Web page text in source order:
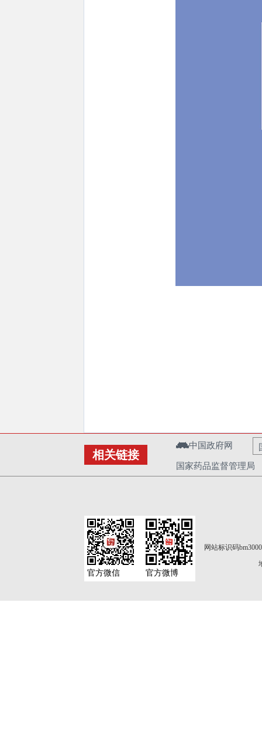
相关链接
中国政府网
国家药品监督管理局
网站标识码
官方微信 官方微博